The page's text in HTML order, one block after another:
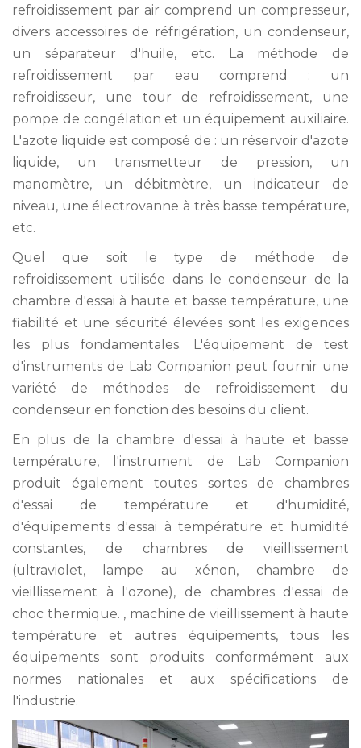
refroidissement par air comprend un compresseur,
divers accessoires de réfrigération, un condenseur,
un séparateur d'huile, etc. La méthode de
refroidissement par eau comprend : un
refroidisseur, une tour de refroidissement, une
pompe de congélation et un équipement auxiliaire.
L'azote liquide est composé de : un réservoir d'azote
liquide, un transmetteur de pression, un
manomètre, un débitmètre, un indicateur de
niveau, une électrovanne à très basse température,
etc.
Quel que soit le type de méthode de
refroidissement utilisée dans le condenseur de la
chambre d'essai à haute et basse température, une
fiabilité et une sécurité élevées sont les exigences
les plus fondamentales. L'équipement de test
d'instruments de Lab Companion peut fournir une
variété de méthodes de refroidissement du
condenseur en fonction des besoins du client.
En plus de la chambre d'essai à haute et basse
température, l'instrument de Lab Companion
produit également toutes sortes de chambres
d'essai de température et d'humidité,
d'équipements d'essai à température et humidité
constantes, de chambres de vieillissement
(ultraviolet, lampe au xénon, chambre de
vieillissement à l'ozone), de chambres d'essai de
choc thermique. , machine de vieillissement à haute
température et autres équipements, tous les
équipements sont produits conformément aux
normes nationales et aux spécifications de
l'industrie.